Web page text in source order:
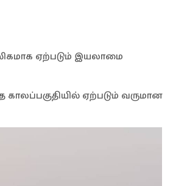
ஏற்படும் இயலாமை
ஏற்படும் வருமான